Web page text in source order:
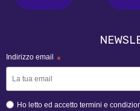
Indirizzo email *
Ho letto ed accetto termini e